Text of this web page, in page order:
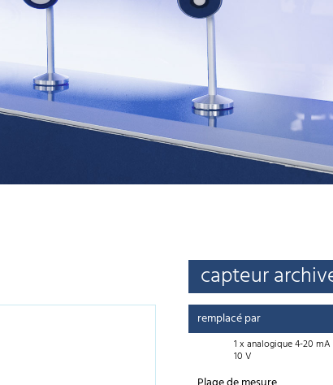
capteur
remplacé par
1 x analogique 4-20
10 V